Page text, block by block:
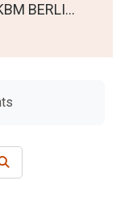
Ruang Belajar Mandiri | PKBM BERLIAN
CARI FORUM